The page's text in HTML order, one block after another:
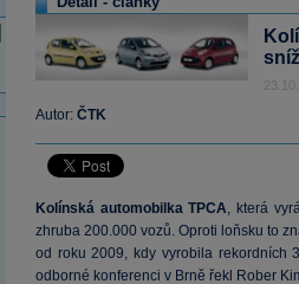
Autor: ČTK
Kolínská automobilka TPCA, která
zhruba 200.000 vozů. Oproti loňsku to
od roku 2009, kdy vyrobila rekordních
odborné konferenci v Brně řekl Rober